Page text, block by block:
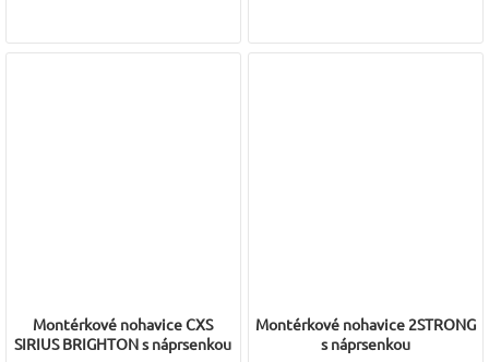
Montérkové nohavice CXS
SIRIUS BRIGHTON s náprsenkou
Montérkové nohavice 2STRONG
s náprsenkou